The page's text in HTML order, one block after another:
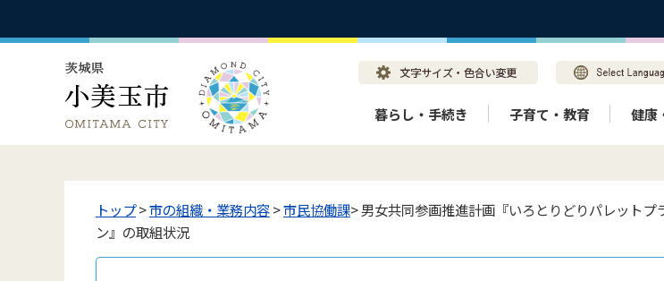
暮らし・手続き 子育て・教育 健康
トップ>市の組織・業務内容>市民協働課> 男女共同参画推進計画『いろとりどりパレットプ
ン』の取組状況